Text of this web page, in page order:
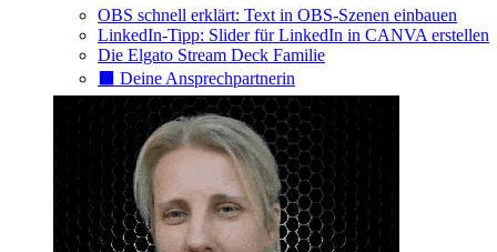
OBS schnell erklärt: Text in OBS-Szenen einbauen
LinkedIn-Tipp: Slider für LinkedIn in CANVA erstellen
Die Elgato Stream Deck Familie
⬛️ Deine Ansprechpartnerin